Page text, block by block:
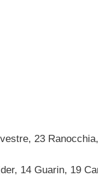
23
14 Guarin, 19